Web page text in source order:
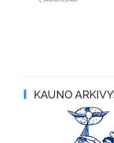
KAUNO